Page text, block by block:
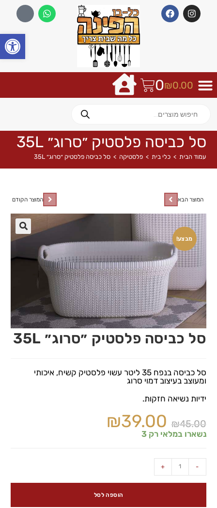
₪0.00
0
סל כביסה פלסטיק ״סרוג״ 35L
עמוד הבית > כלי בית > פלסטיקה > סל כביסה פלסטיק ״סרוג״ 35L
מבצע!
המוצר הקודם המוצר הבא
🔍
סל כביסה פלסטיק ״סרוג״ 35L
סל כביסה בנפח 35 ליטר עשוי פלסטיק קשיח, איכותי
ומעוצב בעיצוב דמוי סרוג
ידיות נשיאה חזקות.
₪45.00
₪39.00
נשארו במלאי רק 3
-
+
הוספה לסל